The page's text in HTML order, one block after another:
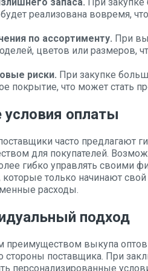
реализована вовремя,
по ассортименту. При
цветов или размеров,
риски. При закупке
покрытие, что может стать
условия оплаты
часто предлагают
для покупателей.
гибко управлять своими
только начинают
расходы.
подход
преимуществом выкупа
стороны поставщика. При
персонализированные